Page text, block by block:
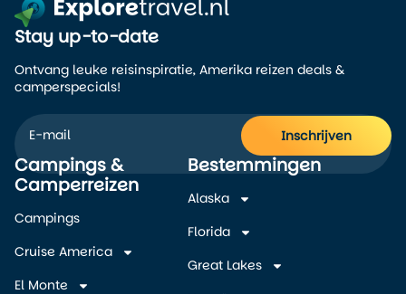
Campings &
Camperreizen
Campings
Cruise America
El Monte
Bestemmingen
Alaska
Florida
Great Lakes
Stay up-to-date
Ontvang leuke reisinspiratie, Amerika reizen deals &
camperspecials!
Inschrijven
Alternative: